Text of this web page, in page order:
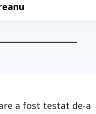
a fost testat de-a